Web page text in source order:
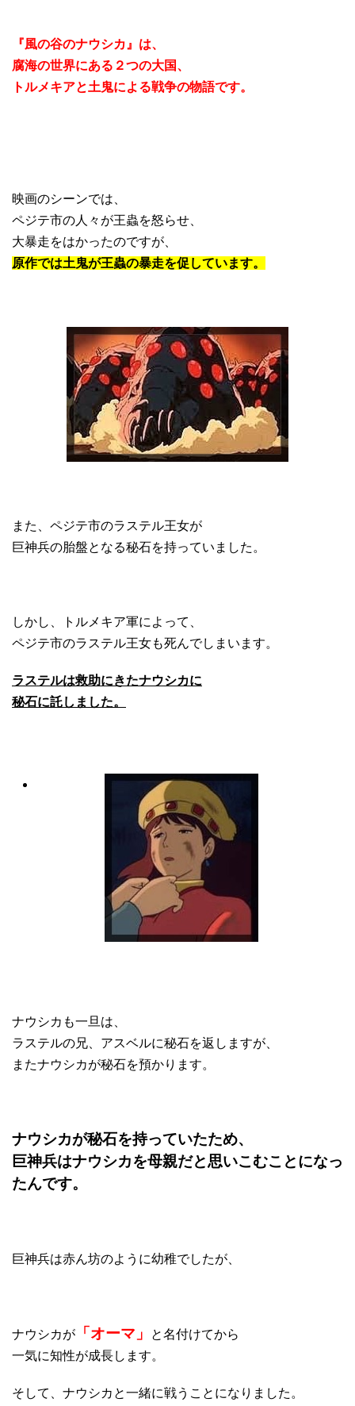
『風の谷のナウシカ』は、
腐海の世界にある２つの大国、
トルメキアと土鬼による戦争の物語です。
映画のシーンでは、
ペジテ市の人々が王蟲を怒らせ、
大暴走をはかったのですが、
原作では土鬼が王蟲の暴走を促しています。
また、ペジテ市のラステル王女が
巨神兵の胎盤となる秘石を持っていました。
しかし、トルメキア軍によって、
ペジテ市のラステル王女も死んでしまいます。
ラステルは救助にきたナウシカに
秘石に託しました。
ナウシカも一旦は、
ラステルの兄、アスベルに秘石を返しますが、
またナウシカが秘石を預かります。
ナウシカが秘石を持っていたため、
巨神兵はナウシカを母親だと思いこむことになっ
たんです。
巨神兵は赤ん坊のように幼稚でしたが、
ナウシカが 「オーマ」
と名付けてから
一気に知性が成長します。
そして、ナウシカと一緒に戦うことになりました。